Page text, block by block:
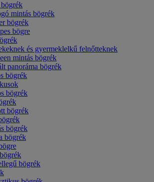
mintás bögrék
bögrék
bögre
és gyermeklelkű felnőtteknek
mintás bögrék
panoráma bögrék
bögrék
bögrék
bögrék
bögrék
bögrék
bögrék